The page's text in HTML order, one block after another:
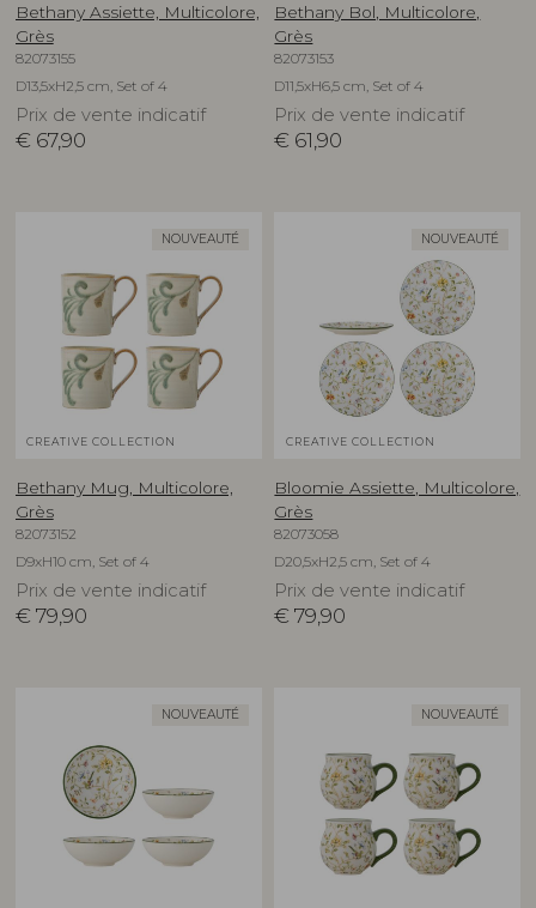
Bethany Assiette, Multicolore,
Grès
82073155
D13,5xH2,5 cm, Set of 4
Prix de vente indicatif
€ 67,90
Bethany Bol, Multicolore,
Grès
82073153
D11,5xH6,5 cm, Set of 4
Prix de vente indicatif
€ 61,90
NOUVEAUTÉ
CREATIVE COLLECTION
Bethany Mug, Multicolore,
Grès
82073152
D9xH10 cm, Set of 4
Prix de vente indicatif
€ 79,90
NOUVEAUTÉ
CREATIVE COLLECTION
Bloomie Assiette, Multicolore,
Grès
82073058
D20,5xH2,5 cm, Set of 4
Prix de vente indicatif
€ 79,90
NOUVEAUTÉ NOUVEAUTÉ